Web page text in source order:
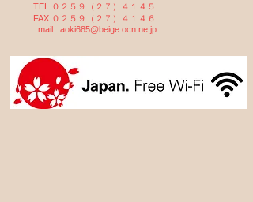
TEL ０２５９（２７）４１４５
FAX ０２５９（２７）４１４６
mail aoki685@beige.ocn.ne.jp